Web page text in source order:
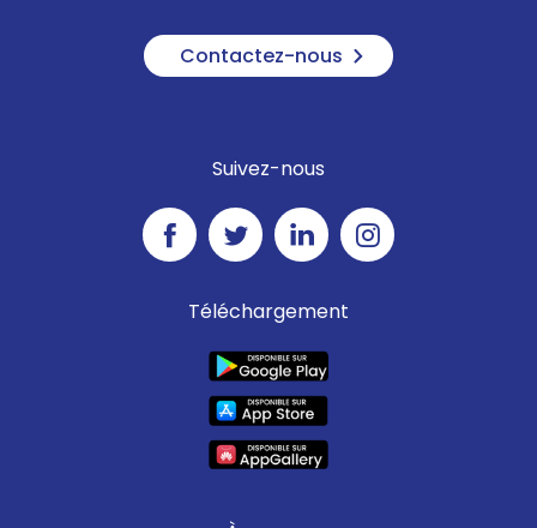
Contactez-nous
Suivez-nous
Téléchargement